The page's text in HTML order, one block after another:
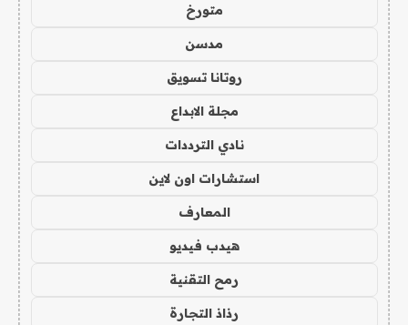
متورخ
مدسن
روتانا تسويق
مجلة الابداع
نادي الترددات
استشارات اون لاين
المعارف
هيدب فيديو
رمح التقنية
رذاذ التجارة